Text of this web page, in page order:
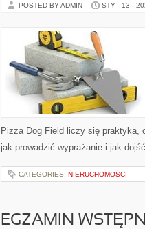
POSTED BY ADMIN STY - 13 -
Pizza Dog Field liczy się praktyka,
jak prowadzić wyprażanie i jak
CATEGORIES: NIERUCHOMOŚCI
EGZAMIN